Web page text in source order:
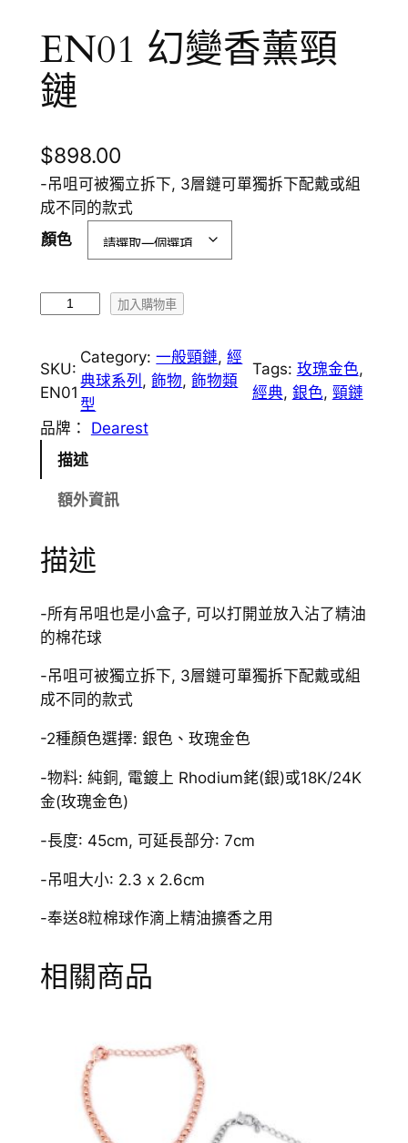
EN01 幻變香薰頸
鏈
$898.00
-吊咀可被獨立拆下, 3層鏈可單獨拆下配戴或組
成不同的款式
顏色
1
幻
變
香
量
加入購物車
SKU:
EN01
Category:一般頸鏈, 經
典球系列 , 飾物, 飾物類
型
Tags: 玫瑰金色
經典, 銀色, 頸鏈
品牌： Dearest
描述
額外資訊
描述
-所有吊咀也是小盒子, 可以打開並放入沾了精油
的棉花球
-吊咀可被獨立拆下, 3層鏈可單獨拆下配戴或組
成不同的款式
-2種顏色選擇: 銀色、玫瑰金色
-物料: 純銅, 電鍍上 Rhodium銠(銀)或18K/24K
金(玫瑰金色)
-長度: 45cm, 可延長部分: 7cm
-吊咀大小: 2.3 x 2.6cm
-奉送8粒棉球作滴上精油擴香之用
相關商品